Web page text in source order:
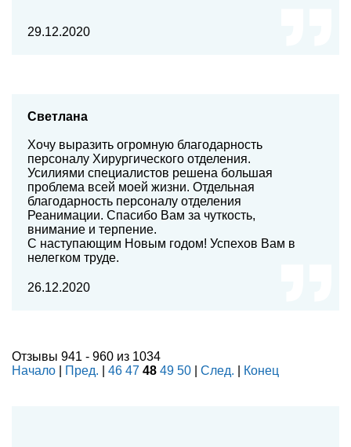
29.12.2020
Светлана
Хочу выразить огромную благодарность
персоналу Хирургического отделения.
Усилиями специалистов решена большая
проблема всей моей жизни. Отдельная
благодарность персоналу отделения
Реанимации. Спасибо Вам за чуткость,
внимание и терпение.
С наступающим Новым годом! Успехов Вам в
нелегком труде.
26.12.2020
Отзывы 941 - 960 из 1034
Начало
Пред. 46 47 48 49 50 След. Конец